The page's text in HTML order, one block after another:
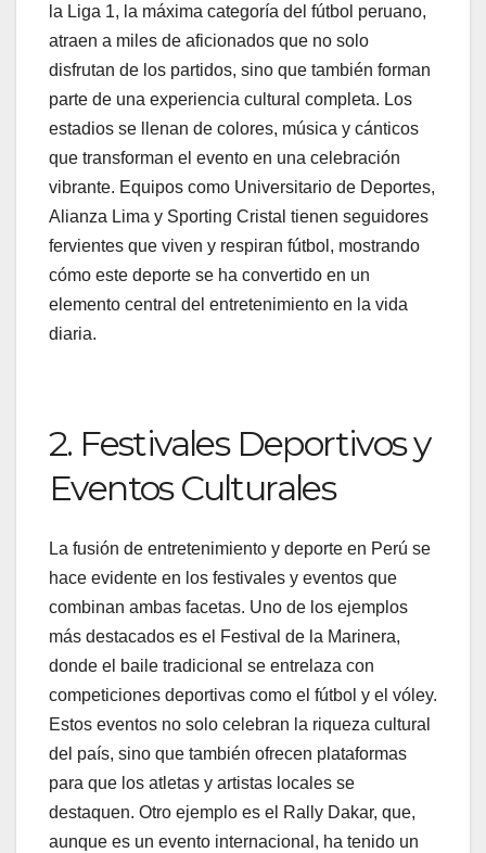
la Liga 1, la máxima categoría del fútbol peruano,
atraen a miles de aficionados que no solo
disfrutan de los partidos, sino que también forman
parte de una experiencia cultural completa. Los
estadios se llenan de colores, música y cánticos
que transforman el evento en una celebración
vibrante. Equipos como Universitario de Deportes,
Alianza Lima y Sporting Cristal tienen seguidores
fervientes que viven y respiran fútbol, mostrando
cómo este deporte se ha convertido en un
elemento central del entretenimiento en la vida
diaria.
2. Festivales Deportivos y
Eventos Culturales
La fusión de entretenimiento y deporte en Perú se
hace evidente en los festivales y eventos que
combinan ambas facetas. Uno de los ejemplos
más destacados es el Festival de la Marinera,
donde el baile tradicional se entrelaza con
competiciones deportivas como el fútbol y el vóley.
Estos eventos no solo celebran la riqueza cultural
del país, sino que también ofrecen plataformas
para que los atletas y artistas locales se
destaquen. Otro ejemplo es el Rally Dakar, que,
aunque es un evento internacional, ha tenido un